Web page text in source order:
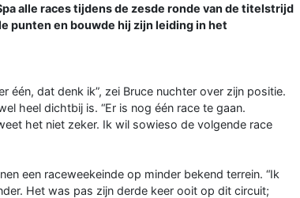
alle races tijdens de zesde ronde van de titelstrijd
punten en bouwde hij zijn leiding in het
dat denk ik”, zei Bruce nuchter over zijn positie.
heel dichtbij is. “Er is nog één race te gaan.
het niet zeker. Ik wil sowieso de volgende race
een raceweekeinde op minder bekend terrein. “Ik
Het was pas zijn derde keer ooit op dit circuit;